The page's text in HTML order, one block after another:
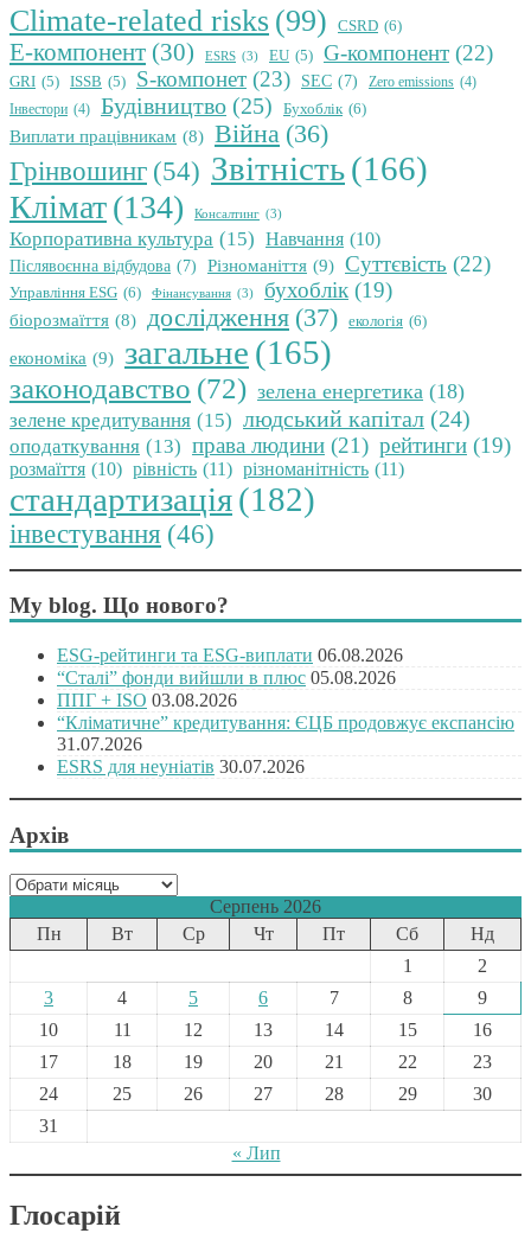
Climate-related risks (99) CSRD (6)
E-компонент (30) ESRS (3) EU (5) G-компонент (22)
GRI (5) ISSB (5) S-компонет (23) SEC (7) Zero emissions (4)
Інвестори (4) Будівництво (25) Бухоблік (6)
Виплати працівникам (8) Війна (36)
Грінвошинг (54) Звітність(166)
Клімат(134) Консалтинг (3)
Корпоративна культура (15) Навчання (10)
Післявоєнна відбудова (7) Різноманіття (9) Суттєвість (22)
Управління ESG (6) Фінансування (3) бухоблік (19)
біорозмаїття (8) дослідження (37) екологія (6)
економіка (9) загальне (165)
законодавство (72) зелена енергетика (18)
зелене кредитування (15) людський капітал (24)
оподаткування (13) права людини (21) рейтинги (19)
розмаїття (10) рівність (11) різноманітність (11)
стандартизація(182)
інвестування (46)
My blog. Що нового?
ESG-рейтинги та ESG-виплати 06.08.2026
“Сталі” фонди вийшли в плюс 05.08.2026
ППГ + ISO 03.08.2026
“Кліматичне” кредитування: ЄЦБ продовжує експансію
31.07.2026
ESRS для неуніатів 30.07.2026
Архів
Архів
Серпень 2026
Пн
Вт Ср Чт Пт Сб
Нд
1
2
3
4 5 6 7 8
9
10
11 12 13 14 15
16
17
18 19 20 21 22
23
24
25 26 27 28 29
30
31
« Лип
Глосарій